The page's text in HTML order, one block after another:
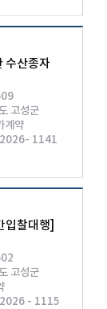
수산종자
고성군
계약
2026- 1141
찰대행]
고성군
2026 - 1115